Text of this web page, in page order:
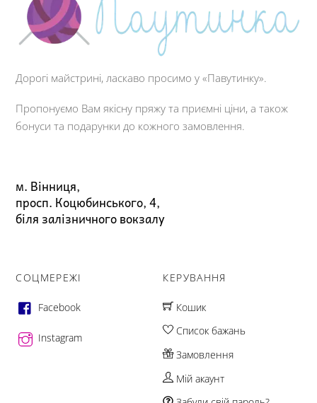
Дорогі майстрині, ласкаво просимо у «Павутинку».
Пропонуємо Вам якісну пряжу та приємні ціни, а також
бонуси та подарунки до кожного замовлення.
м. Вінниця,
просп. Коцюбинського, 4,
біля залізничного вокзалу
СОЦМЕРЕЖІ
Facebook
Instagram
КЕРУВАННЯ
Кошик
Список бажань
Замовлення
Мій акаунт